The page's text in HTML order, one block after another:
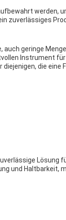
werden,
zuverlässiges
auch geringe
Instrument für
die eine
Lösung
und Haltbarkeit,